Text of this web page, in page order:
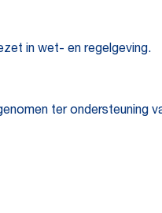
in wet- en regelgeving.
ter ondersteuning